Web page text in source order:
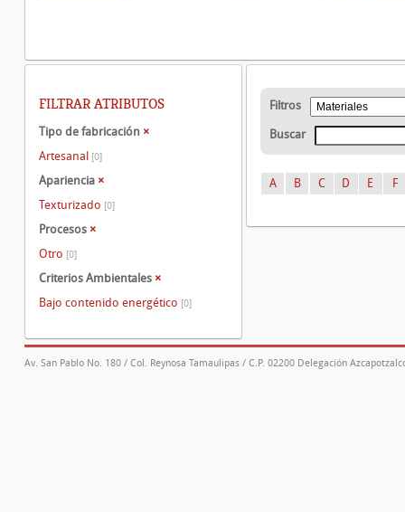
Filtros
Buscar
A B C D E F
FILTRAR ATRIBUTOS
Tipo de fabricación ×
Artesanal [0]
Apariencia ×
Texturizado [0]
Procesos ×
Otro [0]
Criterios Ambientales ×
Bajo contenido energético [0]
Av. San Pablo No. 180 / Col. Reynosa Tamaulipas / C.P. 02200 Delegación